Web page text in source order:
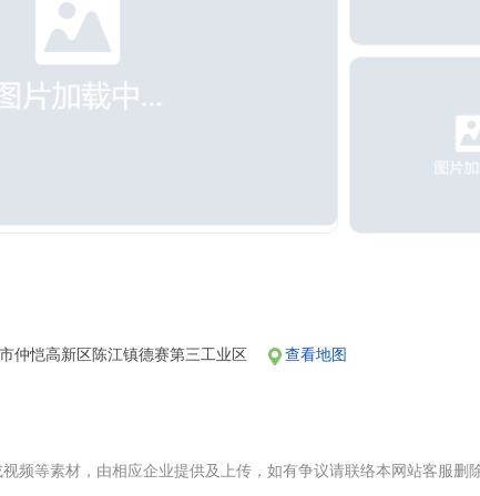
仲恺高新区陈江镇德赛第三工业区 查看地图
频等素材，由相应企业提供及上传，如有争议请联络本网站客服删